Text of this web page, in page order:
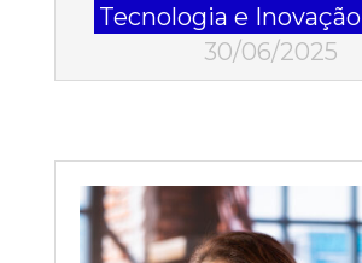
Tecnologia e Inovação
30/06/2025